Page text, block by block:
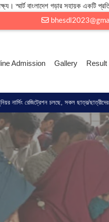
স্মার্ট বাংলাদেশ গড়ার সহায়ক একটি
Admission Gallery
চলছে, সকল ছাত্র/ছাত্রীদের জানা